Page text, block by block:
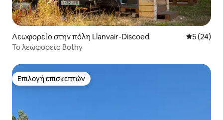
Λεωφορείο στην πόλη Llanvair-Discoed Μέση
5 (24)
Το λεωφορείο Bothy
Επιλογή επισκεπτών
Επιλογή επισκεπτών